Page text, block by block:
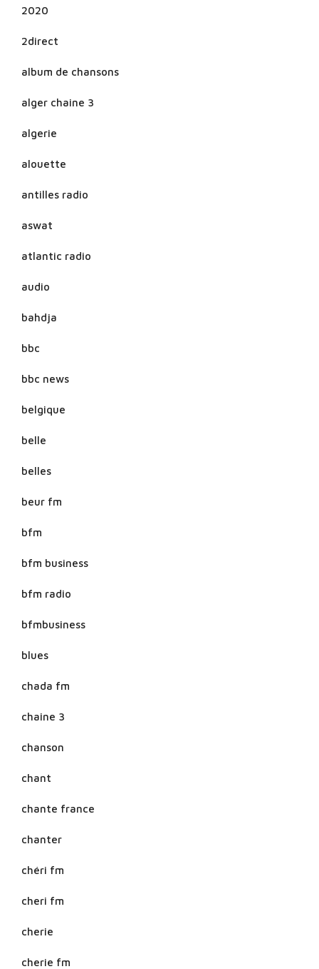
2020
2direct
album de chansons
alger chaine 3
algerie
alouette
antilles radio
aswat
atlantic radio
audio
bahdja
bbc
bbc news
belgique
belle
belles
beur fm
bfm
bfm business
bfm radio
bfmbusiness
blues
chada fm
chaine 3
chanson
chant
chante france
chanter
chéri fm
cheri fm
cherie
cherie fm